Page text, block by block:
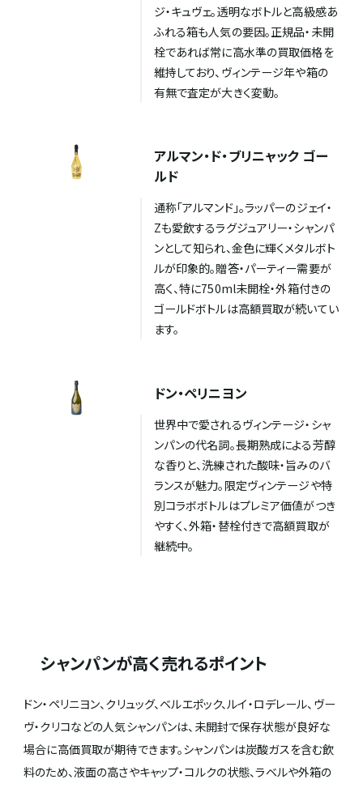
ジ・キュヴェ。透明なボトルと高級感あ
ふれる箱も人気の要因。正規品・未開
栓であれば常に高水準の買取価格を
維持しており、ヴィンテージ年や箱の
有無で査定が大きく変動。
アルマン・ド・ブリニャック ゴー
ルド
通称「アルマンド」。ラッパーのジェイ・
Zも愛飲するラグジュアリー・シャンパ
ンとして知られ、金色に輝くメタルボト
ルが印象的。贈答・パーティー需要が
高く、特に750ml未開栓・外箱付きの
ゴールドボトルは高額買取が続いてい
ます。
ドン・ペリニヨン
世界中で愛されるヴィンテージ・シャ
ンパンの代名詞。長期熟成による芳醇
な香りと、洗練された酸味・旨みのバ
ランスが魅力。限定ヴィンテージや特
別コラボボトルはプレミア価値がつき
やすく、外箱・替栓付きで高額買取が
継続中。
シャンパンが高く売れるポイント
ドン・ペリニヨン、クリュッグ、ベルエポック、ルイ・ロデレール、ヴー
ヴ・クリコなどの人気シャンパンは、未開封で保存状態が良好な
場合に高価買取が期待できます。シャンパンは炭酸ガスを含む飲
料のため、液面の高さやキャップ・コルクの状態、ラベルや外箱の